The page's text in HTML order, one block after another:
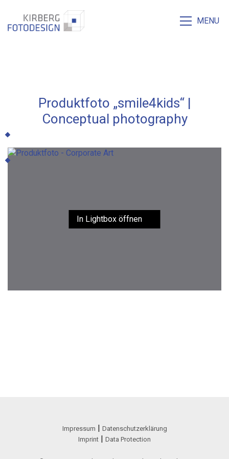
MENU
Produktfoto „smile4kids“ |
Conceptual photography
In Lightbox öffnen
Impressum | Datenschutzerklärung
Imprint | Data Protection